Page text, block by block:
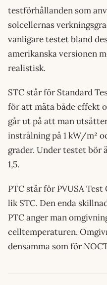
testförhållanden som
solcellernas
vanligare testet bland
amerikanska versionen
realistisk.
STC står för Standard
för att mäta både effekt
går ut på att man
instrålning på 1 kW/m²
grader. Under testet bör
1,5.
PTC står för PVUSA
lik STC. Den enda
PTC anger man
celltemperaturen.
densamma som för